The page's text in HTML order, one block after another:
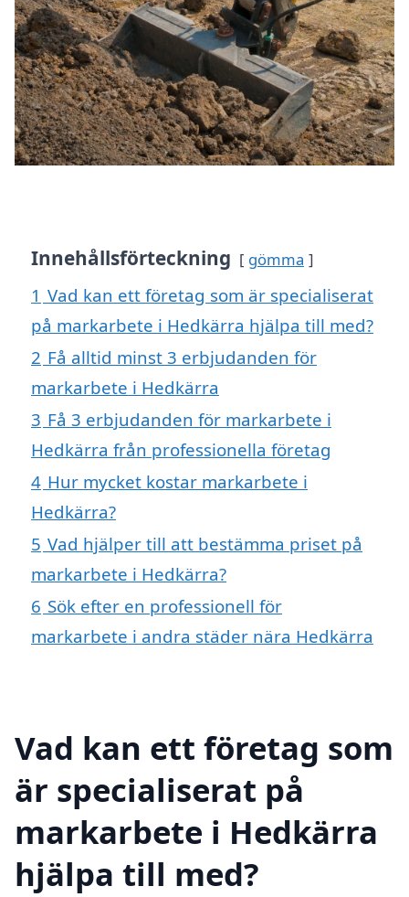
Innehållsförteckning gömma
1 Vad kan ett företag som är specialiserat
på markarbete i Hedkärra hjälpa till med?
2 Få alltid minst 3 erbjudanden för
markarbete i Hedkärra
3 Få 3 erbjudanden för markarbete i
Hedkärra från professionella företag
4 Hur mycket kostar markarbete i
Hedkärra?
5 Vad hjälper till att bestämma priset på
markarbete i Hedkärra?
6 Sök efter en professionell för
markarbete i andra städer nära Hedkärra
Vad kan ett företag som
är specialiserat på
markarbete i Hedkärra
hjälpa till med?